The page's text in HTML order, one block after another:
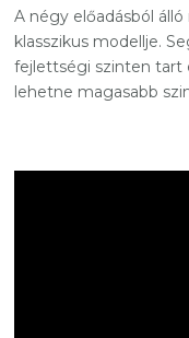
A négy előadásból
klasszikus modellje.
fejlettségi szinten tart
lehetne magasabb